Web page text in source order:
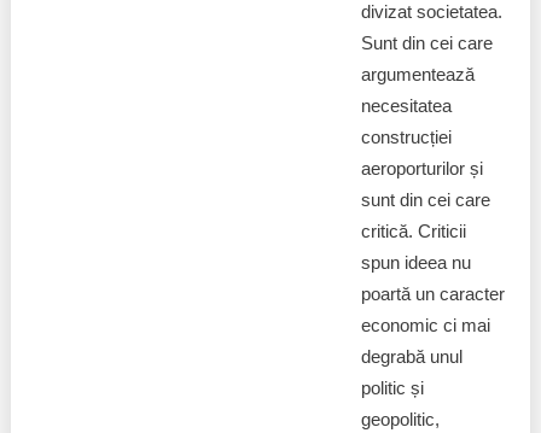
divizat societatea.
Sunt din cei care
argumentează
necesitatea
construcției
aeroporturilor și
sunt din cei care
critică. Criticii
spun ideea nu
poartă un caracter
economic ci mai
degrabă unul
politic și
geopolitic,